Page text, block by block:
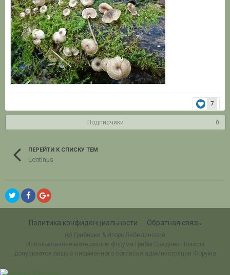
7
Подписчики 0
ПЕРЕЙТИ К СПИСКУ ТЕМ
Lentinus
Политика конфиденциальности Обратная связь
(c) Грибники & Игорь Лебединский
Использование материалов форума Грибы Средней Полосы
допускается лишь с письменного согласия администрации Форума